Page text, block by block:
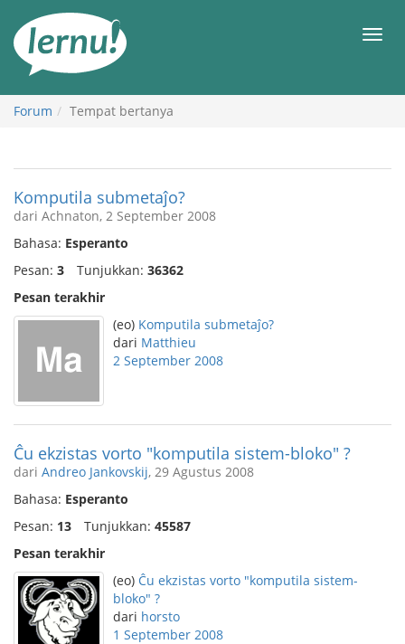
daftar
Forum Tempat bertanya
Komputila submetaĵo?
dari Achnaton, 2 September 2008
Bahasa: Esperanto
Pesan: 3 Tunjukkan: 36362
Pesan terakhir
(eo) Komputila submetaĵo?
dari Matthieu
2 September 2008
Ĉu ekzistas vorto "komputila sistem-bloko" ?
dari Andreo Jankovskij, 29 Agustus 2008
Bahasa: Esperanto
Pesan: 13 Tunjukkan: 45587
Pesan terakhir
(eo) Ĉu ekzistas vorto "komputila sistem-
bloko" ?
dari horsto
1 September 2008